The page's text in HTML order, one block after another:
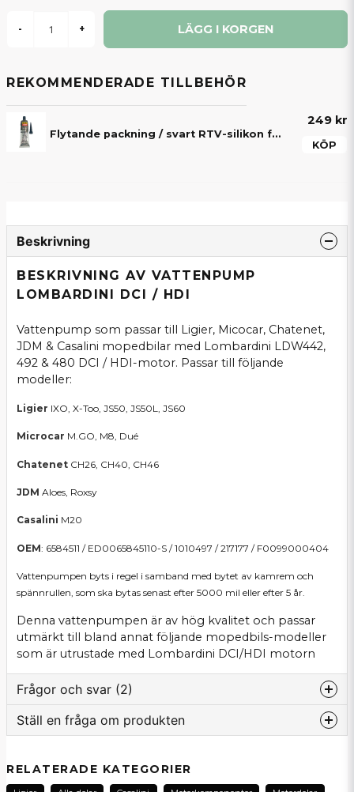
- + LÄGG I KORGEN
REKOMMENDERADE TILLBEHÖR
Flytande packning / svart RTV-silikon för motor & transmission till mopedbil
249 kr
KÖP
Beskrivning
BESKRIVNING AV VATTENPUMP
LOMBARDINI DCI / HDI
Vattenpump som passar till Ligier, Micocar, Chatenet,
JDM & Casalini mopedbilar med Lombardini LDW442,
492 & 480 DCI / HDI-motor. Passar till följande
modeller:
Ligier IXO, X-Too, JS50, JS50L, JS60
Microcar M.GO, M8, Dué
Chatenet CH26, CH40, CH46
JDM Aloes, Roxsy
Casalini M20
OEM: 6584511 / ED0065845110-S / 1010497 / 217177 / F0099000404
Vattenpumpen byts i regel i samband med bytet av kamrem och
spännrullen, som ska bytas senast efter 5000 mil eller efter 5 år.
Denna vattenpumpen är av hög kvalitet och passar
utmärkt till bland annat följande mopedbils-modeller
som är utrustade med Lombardini DCI/HDI motorn
Frågor och svar (2)
packning eftersom jag trodde den ingick.Vilken
Ställ en fråga om produkten
Fråga oss om denna produkt...
RELATERADE KATEGORIER